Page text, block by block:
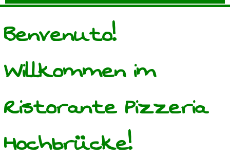
Benvenuto!
Willkommen im
Ristorante Pizzeria
Hochbrücke!